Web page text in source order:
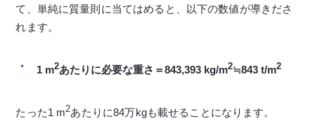
て、単純に質量則に当てはめると、以下の数値が導きださ
れます。
1 m2あたりに必要な重さ＝843,393 kg/m2≒843 t/m2
たった1 m2あたりに84万kgも載せることになります。